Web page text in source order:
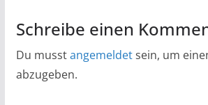
Schreibe einen
Du musstangemeldetsein, um
abzugeben.